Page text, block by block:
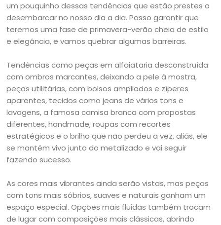
um pouquinho dessas tendências que estão prestes a
desembarcar no nosso dia a dia. Posso garantir que
teremos uma fase de primavera-verão cheia de estilo
e elegância, e vamos quebrar algumas barreiras.
Tendências como peças em alfaiataria desconstruída
com ombros marcantes, deixando a pele à mostra,
peças utilitárias, com bolsos ampliados e zíperes
aparentes, tecidos como jeans de vários tons e
lavagens, a famosa camisa branca com propostas
diferentes, handmade, roupas com recortes
estratégicos e o brilho que não perdeu a vez, aliás, ele
se mantém vivo junto do metalizado e vai seguir
fazendo sucesso.
As cores mais vibrantes ainda serão vistas, mas peças
com tons mais sóbrios, suaves e naturais ganham um
espaço especial. Opções mais fluidas também trocam
de lugar com composições mais clássicas, abrindo